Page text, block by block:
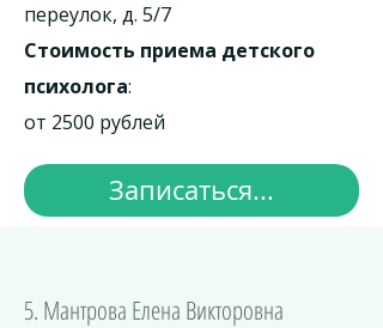
переулок, д. 5/7
Стоимость приема детского
психолога:
от 2500 рублей
Записаться...
5. Мантрова Елена Викторовна